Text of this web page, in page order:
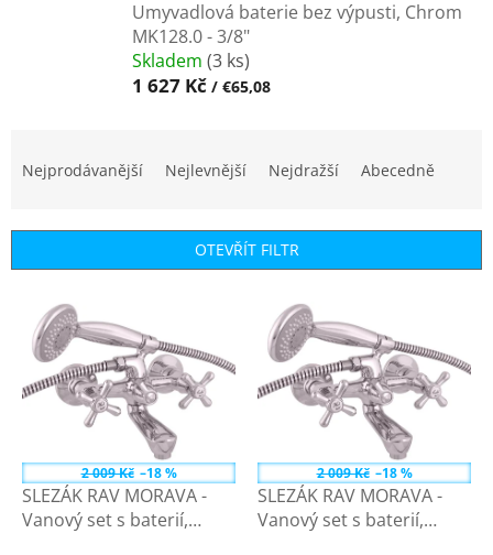
Umyvadlová baterie bez výpusti, Chrom
MK128.0 - 3/8"
Skladem (3 ks)
1 627 Kč / €65,08
n
í
u
ů
Nejprodávanější Nejlevnější Nejdražší Abecedně
OTEVŘÍT FILTR
o
u
2 009 Kč –18 %
SLEZÁK RAV MORAVA -
Vanový set s baterií,
2 009 Kč –18 %
SLEZÁK RAV MORAVA -
Vanový set s baterií,